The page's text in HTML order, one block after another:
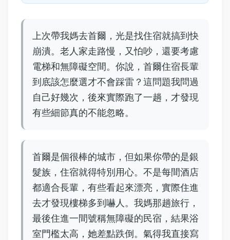
上次帶我媽去首爾，光是找住宿就搞到快
崩潰。老人家走路慢，又怕吵，還要考慮
電梯和無障礙空間。你說，首爾住宿長輩
到底該怎麼選才不會踩雷？這問題我問過
自己好幾次，後來實際跑了一趟，才發現
有些細節真的不能忽略。
首爾是個很棒的城市，但如果你帶的是銀
髮族，住宿就得特別用心。不是每間酒店
都適合長輩，有些看起來漂亮，實際住進
去才發現樓梯多到嚇人。我媽那趟旅行，
最後住進一間號稱無障礙的民宿，結果浴
室門檻太高，她差點跌倒。氣得我直接寫